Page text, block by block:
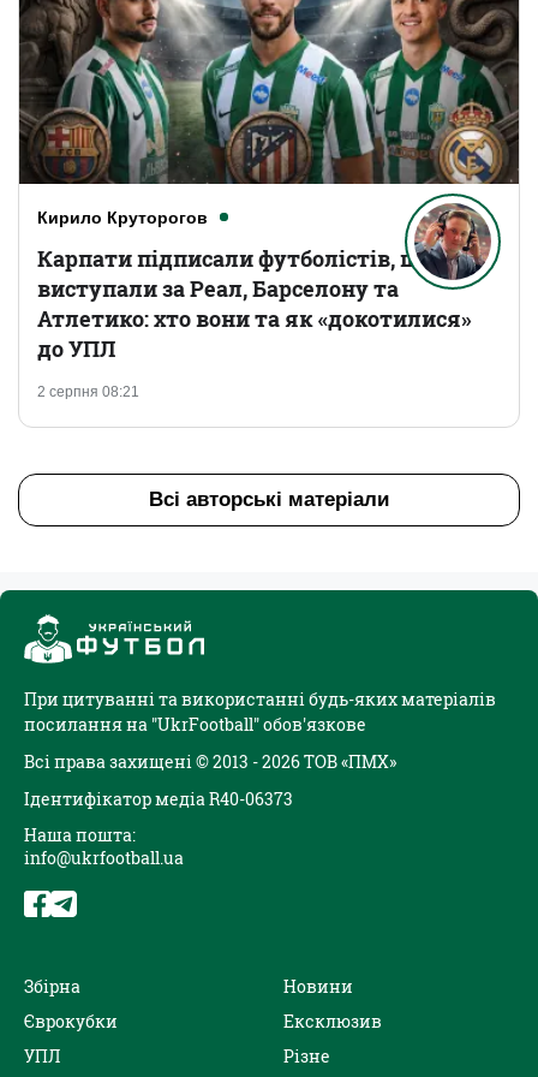
Кирило Круторогов
2 серпня 08:21
Карпати підписали футболістів, що
виступали за Реал, Барселону та
Атлетико: хто вони та як «докотилися»
до УПЛ
Всі авторські матеріали
При цитуванні та використанні будь-яких матеріалів
посилання на "UkrFootball" обов'язкове
Всі права захищені © 2013 - 2026 ТОВ «ПМХ»
Ідентифікатор медіа R40-06373
Наша пошта:
info@ukrfootball.ua
Збірна
Єврокубки
УПЛ
Новини
Ексклюзив
Різне